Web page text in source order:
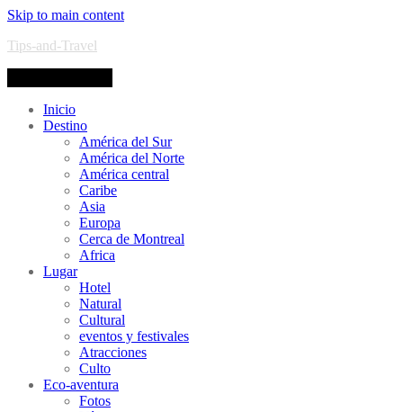
Skip to main content
Tips-and-Travel
Inicio
Destino
América del Sur
América del Norte
América central
Caribe
Asia
Europa
Cerca de Montreal
Africa
Lugar
Hotel
Natural
Cultural
eventos y festivales
Atracciones
Culto
Eco-aventura
Fotos